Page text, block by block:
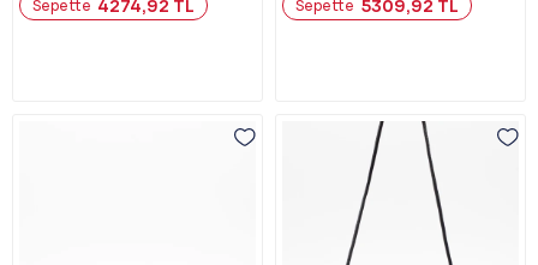
Sepette 4274,92 TL Sepette 5309,92 TL